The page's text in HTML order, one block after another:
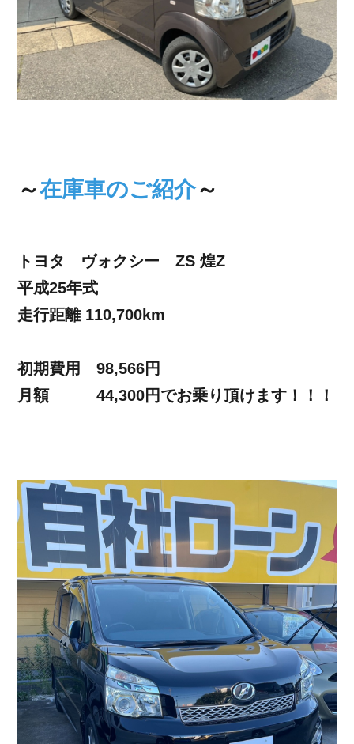
～在庫車のご紹介～
トヨタ ヴォクシー ZS 煌Z
平成25年式
走行距離 110,700km
初期費用 98,566円
月額 44,300円でお乗り頂けます！！！